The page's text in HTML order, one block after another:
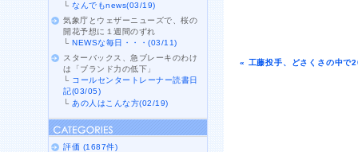
« 工藤投手、どさくさの中で
└なんでもnews(03/19)
気象庁とウェザーニューズで、桜の
開花予想に１週間のずれ
└NEWSな毎日・・・(03/11)
スターバックス、急ブレーキのわけ
は「ブランド力の低下」
└ コールセンタートレーナー読書日
記(03/05)
└ あの人はこんな方(02/19)
評価 (1687件)